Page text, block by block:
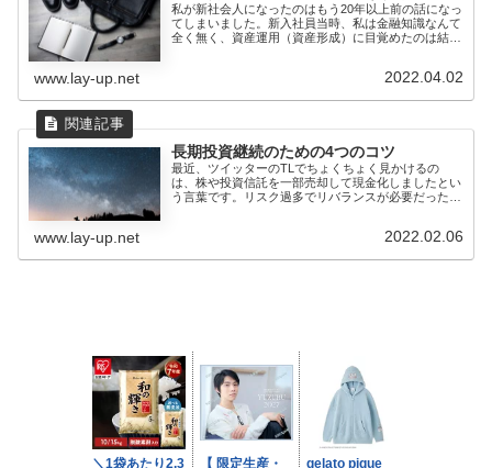
私が新社会人になったのはもう20年以上前の話になっ
てしまいました。新入社員当時、私は金融知識なんて
全く無く、資産運用（資産形成）に目覚めたのは結婚
www.lay-up.net 2022.04.02
長期投資継続のための4つのコツ
最近、ツイッターのTLでちょくちょく見かけるの
は、株や投資信託を一部売却して現金化しましたとい
う言葉です。リスク過多でリバランスが必要だった
www.lay-up.net 2022.02.06